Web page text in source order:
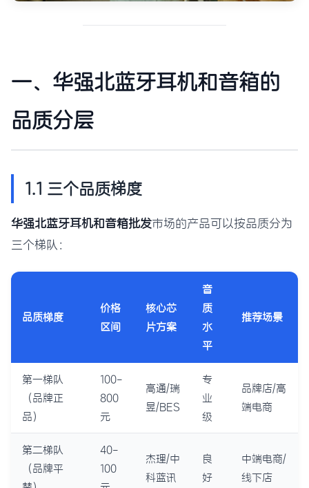
一、华强北蓝牙耳机和音箱的
品质分层
1.1 三个品质梯度
华强北蓝牙耳机和音箱批发市场的产品可以按品质分为
三个梯队：
品质梯度
价格
区间
核心芯
片方案
音
质
水
平
推荐场景
第一梯队
（品牌正
品）
100-
800
元
高通/瑞
昱/BES
专
业
级
品牌店/高
端电商
第二梯队
（品牌平
40-
100
杰理/中
科蓝讯
良
好
中端电商/
线下店